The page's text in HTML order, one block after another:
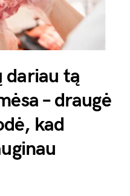
dariau tą
– draugė
kad